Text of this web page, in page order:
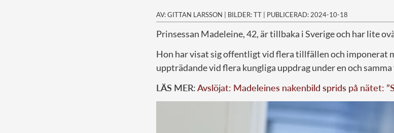
AV: GITTAN LARSSON | BILDER: TT | PUBLICERAD: 2024-10-18
Prinsessan Madeleine, 42, är tillbaka i Sverige och har lite
Hon har visat sig offentligt vid flera tillfällen och imponerat
uppträdande vid flera kungliga uppdrag under en och samma
LÄS MER:Avslöjat: Madeleines nakenbild sprids på nätet: